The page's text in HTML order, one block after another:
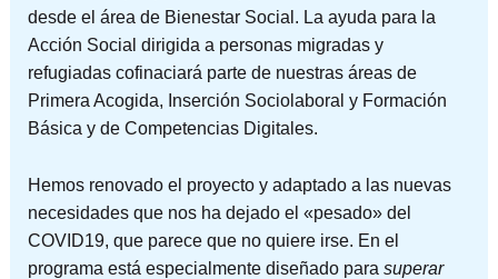
desde el área de Bienestar Social. La ayuda para la
Acción Social dirigida a personas migradas y
refugiadas cofinaciará parte de nuestras áreas de
Primera Acogida, Inserción Sociolaboral y Formación
Básica y de Competencias Digitales.
Hemos renovado el proyecto y adaptado a las nuevas
necesidades que nos ha dejado el «pesado» del
COVID19, que parece que no quiere irse. En el
programa está especialmente diseñado para superar